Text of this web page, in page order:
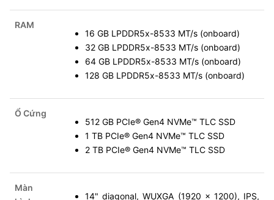
RAM
16 GB LPDDR5x-8533 MT/s (onboard)
32 GB LPDDR5x-8533 MT/s (onboard)
64 GB LPDDR5x-8533 MT/s (onboard)
128 GB LPDDR5x-8533 MT/s (onboard)
Ổ Cứng
512 GB PCIe® Gen4 NVMe™ TLC SSD
1 TB PCIe® Gen4 NVMe™ TLC SSD
2 TB PCIe® Gen4 NVMe™ TLC SSD
Màn
14" diagonal, WUXGA (1920 x 1200), IPS,